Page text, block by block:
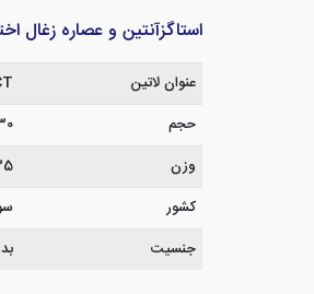
استاگزآنتین و عصاره زغال
عنوان لاتین
حجم
30
وزن
35
کشور
جنسیت